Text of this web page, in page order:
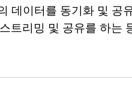
데이터를 동기화 및 공
트리밍 및 공유를 하는